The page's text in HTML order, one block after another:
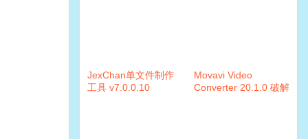
JexChan单文件制作
工具 v7.0.0.10
Movavi Video
Converter 20.1.0 破解